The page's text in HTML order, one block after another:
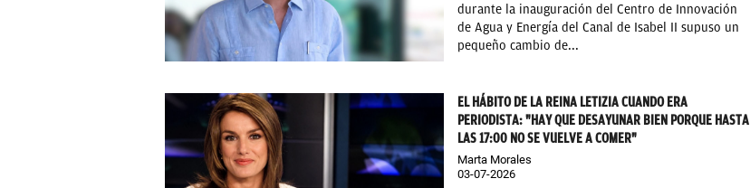
durante la inauguración del Centro de Innovación
de Agua y Energía del Canal de Isabel II supuso un
pequeño cambio de...
EL HÁBITO DE LA REINA LETIZIA CUANDO ERA
PERIODISTA: "HAY QUE DESAYUNAR BIEN PORQUE HASTA
LAS 17:00 NO SE VUELVE A COMER"
Marta Morales
03-07-2026